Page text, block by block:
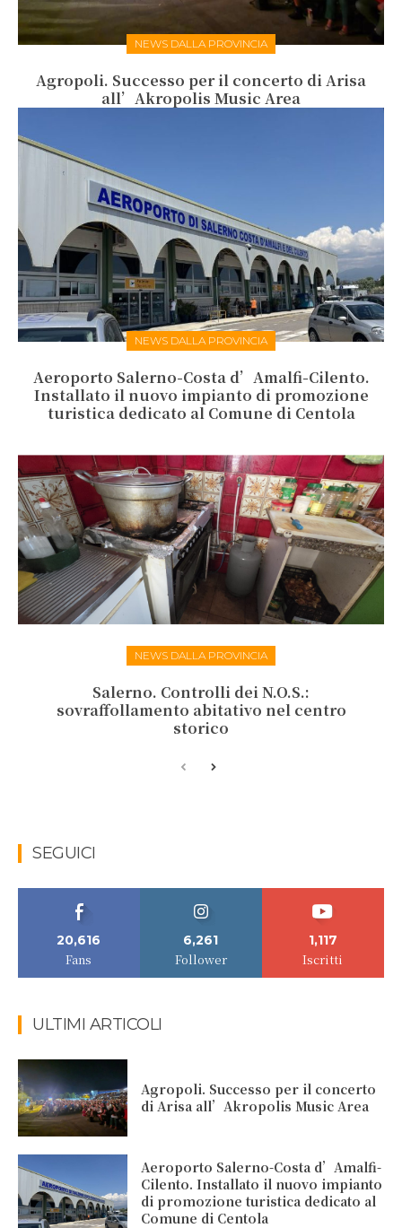
NEWS DALLA PROVINCIA
Agropoli. Successo per il concerto di Arisa
all’Akropolis Music Area
NEWS DALLA PROVINCIA
Aeroporto Salerno-Costa d’Amalfi-Cilento.
Installato il nuovo impianto di promozione
turistica dedicato al Comune di Centola
NEWS DALLA PROVINCIA
Salerno. Controlli dei N.O.S.:
sovraffollamento abitativo nel centro
storico
SEGUICI
20,616
Fans
6,261
Follower
1,117
Iscritti
ULTIMI ARTICOLI
Agropoli. Successo per il concerto
di Arisa all’Akropolis Music Area
Aeroporto Salerno-Costa d’Amalfi-
Cilento. Installato il nuovo impianto
di promozione turistica dedicato al
Comune di Centola